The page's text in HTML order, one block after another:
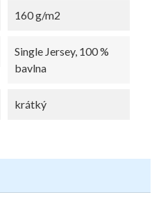
160 g/m2
Single Jersey, 100 %
bavlna
krátký